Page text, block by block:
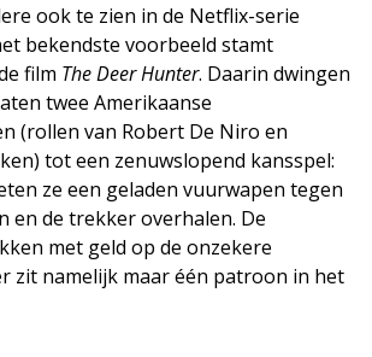
ook te zien in de Netflix-serie
bekendste voorbeeld stamt
film The Deer Hunter. Daarin dwingen
twee Amerikaanse
(rollen van Robert De Niro en
tot een zenuwslopend kansspel:
ze een geladen vuurwapen tegen
en de trekker overhalen. De
met geld op de onzekere
zit namelijk maar één patroon in het